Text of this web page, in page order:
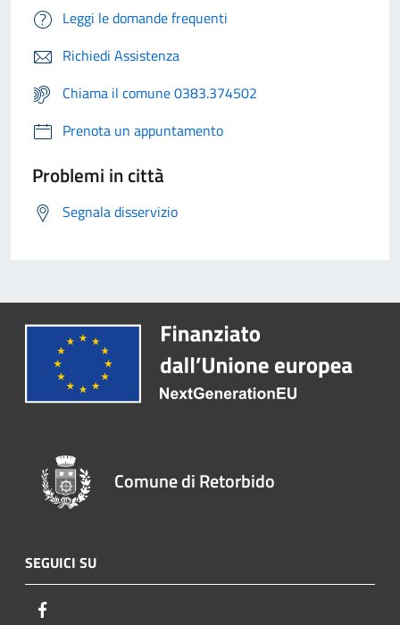
Leggi le domande frequenti
Richiedi Assistenza
Chiama il comune 0383.374502
Prenota un appuntamento
Problemi in città
Segnala disservizio
Comune di Retorbido
SEGUICI SU